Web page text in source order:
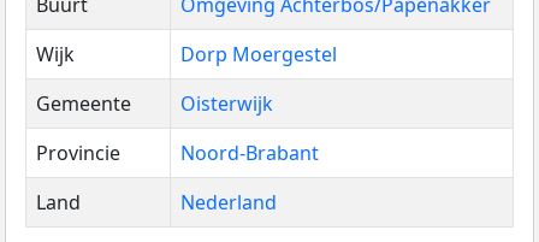
Wijk
Dorp Moergestel
Gemeente
Oisterwijk
Provincie
Noord-Brabant
Land
Nederland